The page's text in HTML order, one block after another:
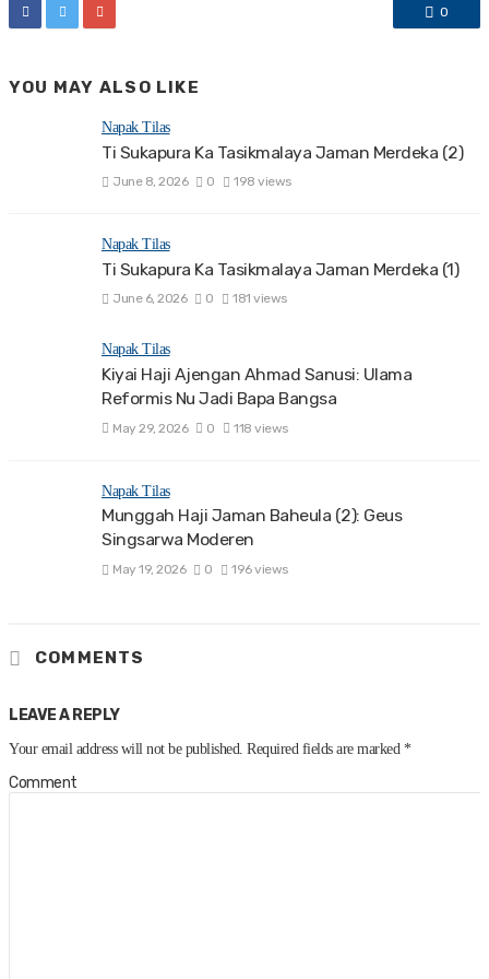
0
YOU MAY ALSO LIKE
Napak Tilas
Ti Sukapura Ka Tasikmalaya Jaman Merdeka (2)
June 8, 2026 0 198 views
Napak Tilas
Ti Sukapura Ka Tasikmalaya Jaman Merdeka (1)
June 6, 2026 0 181 views
Napak Tilas
Kiyai Haji Ajengan Ahmad Sanusi: Ulama
Reformis Nu Jadi Bapa Bangsa
May 29, 2026 0 118 views
Napak Tilas
Munggah Haji Jaman Baheula (2): Geus
Singsarwa Moderen
May 19, 2026 0 196 views
COMMENTS
LEAVE A REPLY
Your email address will not be published. Required fields are marked *
Comment